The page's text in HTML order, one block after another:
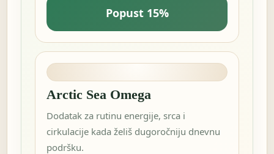
Popust 15%
Arctic Sea Omega
Dodatak za rutinu energije, srca i
cirkulacije kada želiš dugoročniju dnevnu
podršku.